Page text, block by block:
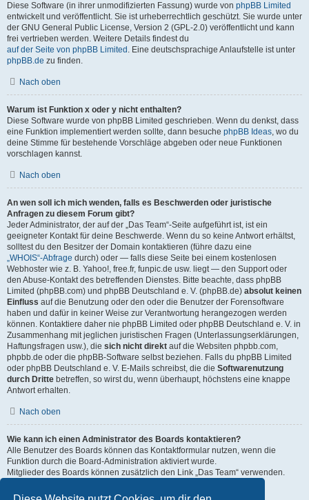
Diese Software (in ihrer unmodifizierten Fassung) wurde von phpBB Limited
entwickelt und veröffentlicht. Sie ist urheberrechtlich geschützt. Sie wurde unter
der GNU General Public License, Version 2 (GPL-2.0) veröffentlicht und kann
frei vertrieben werden. Weitere Details findest du
auf der Seite von phpBB Limited . Eine deutschsprachige Anlaufstelle ist unter
phpBB.de zu finden.
Nach oben
Warum ist Funktion x oder y nicht enthalten?
Diese Software wurde von phpBB Limited geschrieben. Wenn du denkst, dass
eine Funktion implementiert werden sollte, dann besuche phpBB Ideas, wo du
deine Stimme für bestehende Vorschläge abgeben oder neue Funktionen
vorschlagen kannst.
Nach oben
An wen soll ich mich wenden, falls es Beschwerden oder juristische
Anfragen zu diesem Forum gibt?
Jeder Administrator, der auf der „Das Team“-Seite aufgeführt ist, ist ein
geeigneter Kontakt für deine Beschwerde. Wenn du so keine Antwort erhältst,
solltest du den Besitzer der Domain kontaktieren (führe dazu eine
„WHOIS“-Abfrage durch) oder — falls diese Seite bei einem kostenlosen
Webhoster wie z. B. Yahoo!, free.fr, funpic.de usw. liegt — den Support oder
den Abuse-Kontakt des betreffenden Dienstes. Bitte beachte, dass phpBB
Limited (phpBB.com) und phpBB Deutschland e. V. (phpBB.de) absolut keinen
Einfluss auf die Benutzung oder den oder die Benutzer der Forensoftware
haben und dafür in keiner Weise zur Verantwortung herangezogen werden
können. Kontaktiere daher nie phpBB Limited oder phpBB Deutschland e. V. in
Zusammenhang mit jeglichen juristischen Fragen (Unterlassungserklärungen,
Haftungsfragen usw.), die sich nicht direkt auf die Websiten phpbb.com,
phpbb.de oder die phpBB-Software selbst beziehen. Falls du phpBB Limited
oder phpBB Deutschland e. V. E-Mails schreibst, die die Softwarenutzung
durch Dritte betreffen, so wirst du, wenn überhaupt, höchstens eine knappe
Antwort erhalten.
Nach oben
Wie kann ich einen Administrator des Boards kontaktieren?
Alle Benutzer des Boards können das Kontaktformular nutzen, wenn die
Funktion durch die Board-Administration aktiviert wurde.
Mitglieder des Boards können zusätzlich den Link „Das Team“ verwenden.
Nach oben